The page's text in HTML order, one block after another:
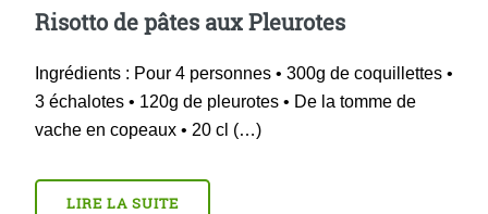
Risotto de pâtes aux Pleurotes
Ingrédients : Pour 4 personnes • 300g de coquillettes •
3 échalotes • 120g de pleurotes • De la tomme de
vache en copeaux • 20 cl (…)
LIRE LA SUITE